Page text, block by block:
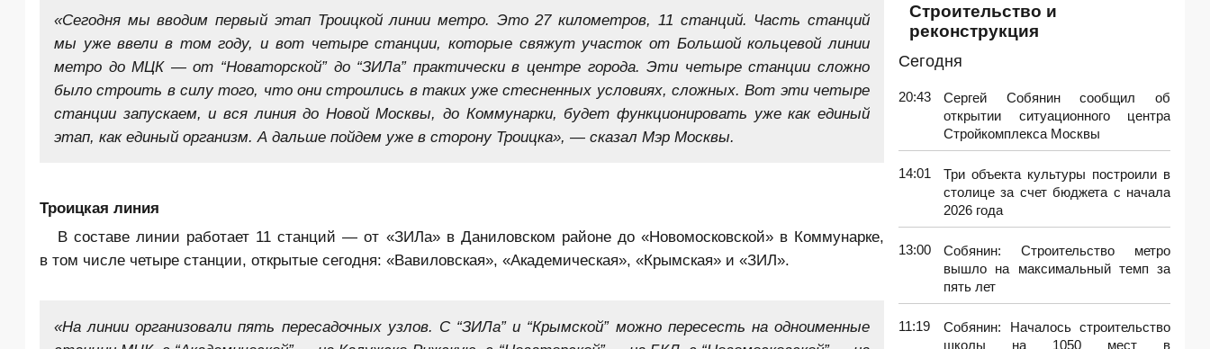
«Сегодня мы вводим первый этап Троицкой линии метро. Это 27 километров, 11 станций. Часть станций
мы уже ввели в том году, и вот четыре станции, которые свяжут участок от Большой кольцевой линии
метро до МЦК — от “Новаторской” до “ЗИЛа” практически в центре города. Эти четыре станции сложно
было строить в силу того, что они строились в таких уже стесненных условиях, сложных. Вот эти четыре
станции запускаем, и вся линия до Новой Москвы, до Коммунарки, будет функционировать уже как единый
этап, как единый организм. А дальше пойдем уже в сторону Троицка», — сказал Мэр Москвы.
Троицкая линия
В составе линии работает 11 станций — от «ЗИЛа» в Даниловском районе до «Новомосковской» в Коммунарке,
в том числе четыре станции, открытые сегодня: «Вавиловская», «Академическая», «Крымская» и «ЗИЛ».
«На линии организовали пять пересадочных узлов. С “ЗИЛа” и “Крымской” можно пересесть на одноименные
Строительство и
реконструкция
Сегодня
20:43
Сергей Собянин сообщил об
открытии ситуационного центра
Стройкомплекса Москвы
14:01
Три объекта культуры построили в
столице за счет бюджета с начала
2026 года
13:00
Собянин: Строительство метро
вышло на максимальный темп за
пять лет
11:19
Собянин: Началось строительство
школы на 1050 мест в